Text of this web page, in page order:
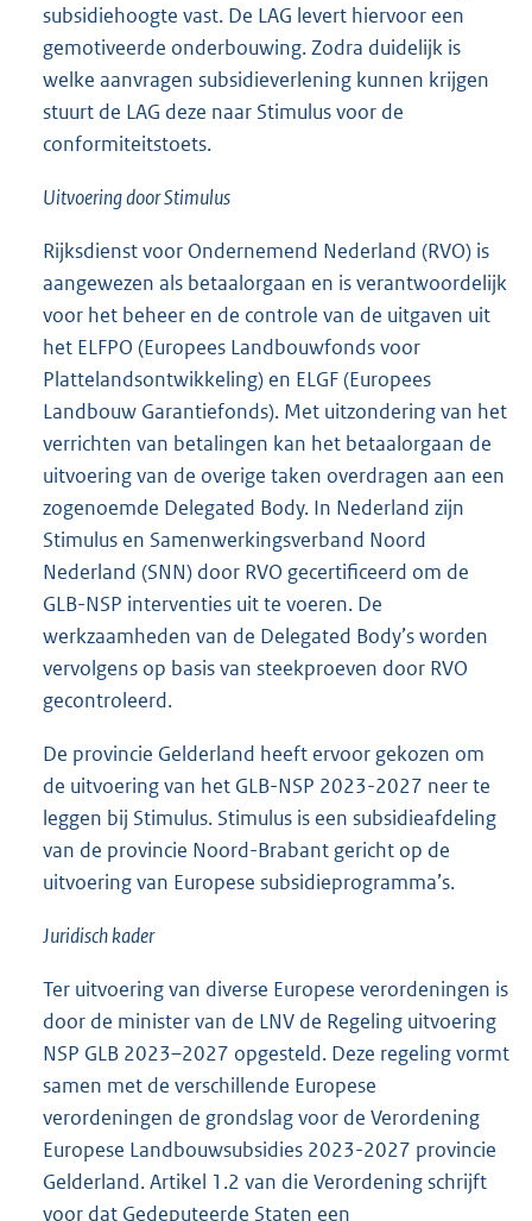
subsidiehoogte vast. De LAG levert hiervoor een
gemotiveerde onderbouwing. Zodra duidelijk is
welke aanvragen subsidieverlening kunnen krijgen
stuurt de LAG deze naar Stimulus voor de
conformiteitstoets.
Uitvoering door Stimulus
Rijksdienst voor Ondernemend Nederland (RVO) is
aangewezen als betaalorgaan en is verantwoordelijk
voor het beheer en de controle van de uitgaven uit
het ELFPO (Europees Landbouwfonds voor
Plattelandsontwikkeling) en ELGF (Europees
Landbouw Garantiefonds). Met uitzondering van het
verrichten van betalingen kan het betaalorgaan de
uitvoering van de overige taken overdragen aan een
zogenoemde Delegated Body. In Nederland zijn
Stimulus en Samenwerkingsverband Noord
Nederland (SNN) door RVO gecertificeerd om de
GLB-NSP interventies uit te voeren. De
werkzaamheden van de Delegated Body’s worden
vervolgens op basis van steekproeven door RVO
gecontroleerd.
De provincie Gelderland heeft ervoor gekozen om
de uitvoering van het GLB-NSP 2023-2027 neer te
leggen bij Stimulus. Stimulus is een subsidieafdeling
van de provincie Noord-Brabant gericht op de
uitvoering van Europese subsidieprogramma’s.
Juridisch kader
Ter uitvoering van diverse Europese verordeningen is
door de minister van de LNV de Regeling uitvoering
NSP GLB 2023–2027 opgesteld. Deze regeling vormt
samen met de verschillende Europese
verordeningen de grondslag voor de Verordening
Europese Landbouwsubsidies 2023-2027 provincie
Gelderland. Artikel 1.2 van die Verordening schrijft
voor dat Gedeputeerde Staten een